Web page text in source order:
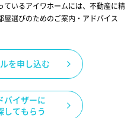
いるアイワホームには、不動産に精
選びのためのご案内・アドバイス
を申し込む
バイザーに
してもらう